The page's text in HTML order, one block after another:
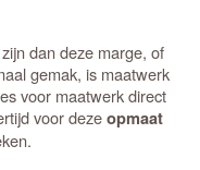
dan deze marge, of
gemak, is maatwerk
voor maatwerk direct
voor dezeopmaat